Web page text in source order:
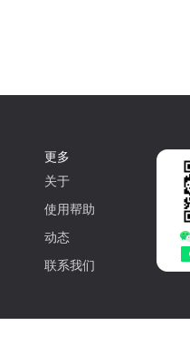
更多
关于
使用帮助
动态
联系我们